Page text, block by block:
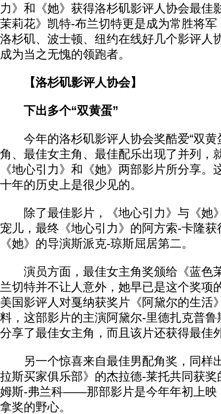
力》和《她》获得洛杉矶影评人协会最佳
茉莉花》凯特-布兰切特更是成为常胜将
洛杉矶、波士顿、纽约在线好几个影评人
成为当之无愧的领跑者。
【洛杉矶影评人协会】
下出多个“双黄蛋”
今年的洛杉矶影评人协会奖酷爱“双黄
角、最佳女主角、最佳配乐出现了并列，
《地心引力》和《她》两部影片所分享。
十年的历史上是很少见的。
除了最佳影片，《地心引力》与《她
宠儿，最终《地心引力》的阿方索-卡隆
《她》的导演斯派克-琼斯屈居第二。
演员方面，最佳女主角奖颁给《蓝色
兰切特并不让人意外，她早已是这个奖项
美国影评人对戛纳获奖片《阿黛尔的生活
料，这部影片的主演阿黛尔-里德扎克普
分享了最佳女主角，而且该片还获得最佳
另一个惊喜来自最佳男配角奖，同样
拉斯买家俱乐部》的杰拉德-莱托共同获
姆斯-弗兰科——那部影片是今年年初上映
拿奖的野心。